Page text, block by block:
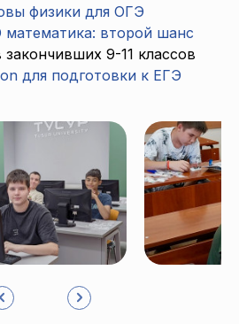
физики для ОГЭ
второй шанс
9-11 классов
для подготовки к ЕГЭ